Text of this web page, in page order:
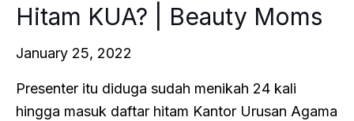
Hitam KUA? | Beauty Moms
January 25, 2022
Presenter itu diduga sudah menikah 24 kali
hingga masuk daftar hitam Kantor Urusan Agama